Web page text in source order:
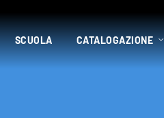
SCUOLA CATALOGAZIONE